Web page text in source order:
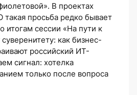
В проектах
такая просьба редко бывает
итогам сессии «На пути к
как бизнес-
российский ИТ-
сигнал: хотелка
только после вопроса